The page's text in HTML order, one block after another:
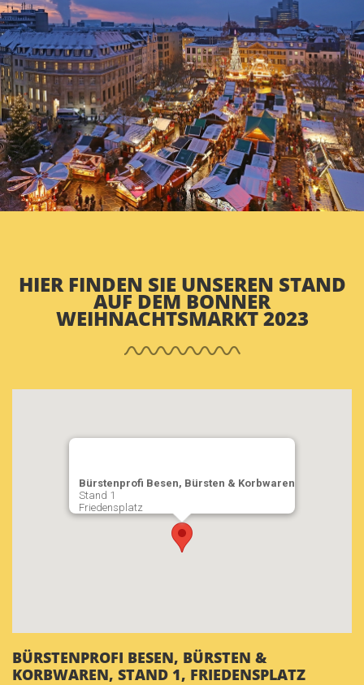
HIER FINDEN SIE UNSEREN STAND
AUF DEM BONNER
WEIHNACHTSMARKT 2023
Bürstenprofi Besen, Bürsten & Korbwaren
Stand 1
Friedensplatz
BÜRSTENPROFI BESEN, BÜRSTEN &
KORBWAREN, STAND 1, FRIEDENSPLATZ